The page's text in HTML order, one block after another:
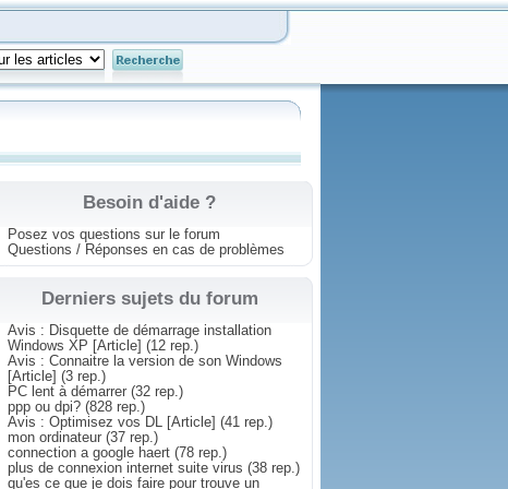
Besoin d'aide ?
Posez vos questions sur le forum
Questions / Réponses en cas de problèmes
Derniers sujets du forum
Avis : Disquette de démarrage installation
Windows XP [Article] (12 rep.)
Avis : Connaitre la version de son Windows
[Article] (3 rep.)
PC lent à démarrer (32 rep.)
ppp ou dpi? (828 rep.)
Avis : Optimisez vos DL [Article] (41 rep.)
mon ordinateur (37 rep.)
connection a google haert (78 rep.)
plus de connexion internet suite virus (38 rep.)
qu'es ce que je dois faire pour trouve un